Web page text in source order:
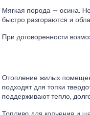
Мягкая порода — осина.
быстро разгораются и
При договоренности
Отопление жилых
подходят для топки
поддерживают тепло,